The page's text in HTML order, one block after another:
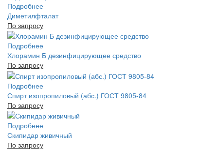
Подробнее
Диметилфталат
По запросу
Подробнее
Хлорамин Б дезинфицирующее средство
По запросу
Подробнее
Спирт изопропиловый (абс.) ГОСТ 9805-84
По запросу
Подробнее
Скипидар живичный
По запросу